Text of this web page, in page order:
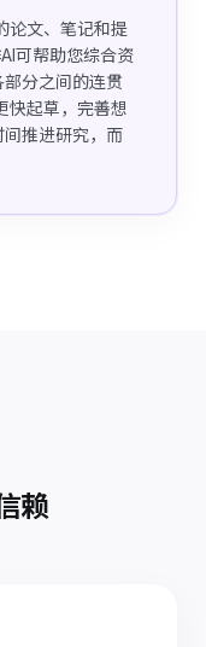
文、笔记和提
可帮助您综合资
分之间的连贯
起草，完善想
推进研究，而
赖